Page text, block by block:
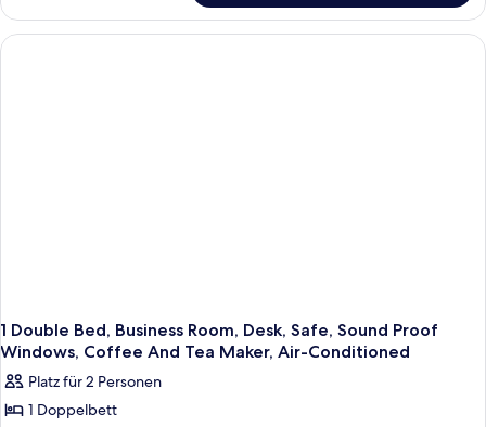
Double
Bed,
Superior
Conditioned
1 Double Bed, Business Room, Desk, Safe, Sound Proof
Windows, Coffee And Tea Maker, Air-Conditioned
Platz für 2 Personen
1 Doppelbett